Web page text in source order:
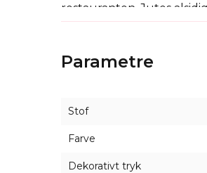
restauranten. Jutes
er meget slidstærkt.
stoffet gør dem meget
Parametre
Stof
Farve
Dekorativt tryk